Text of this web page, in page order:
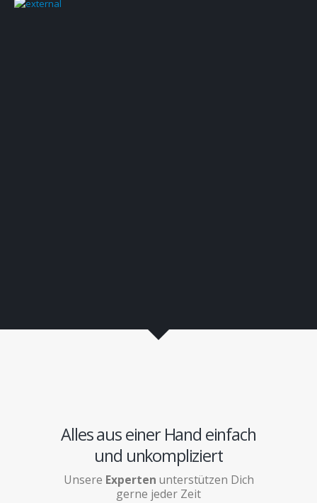
Alles aus einer Hand einfach
und unkompliziert
Unsere Experten unterstützen Dich
gerne jeder Zeit